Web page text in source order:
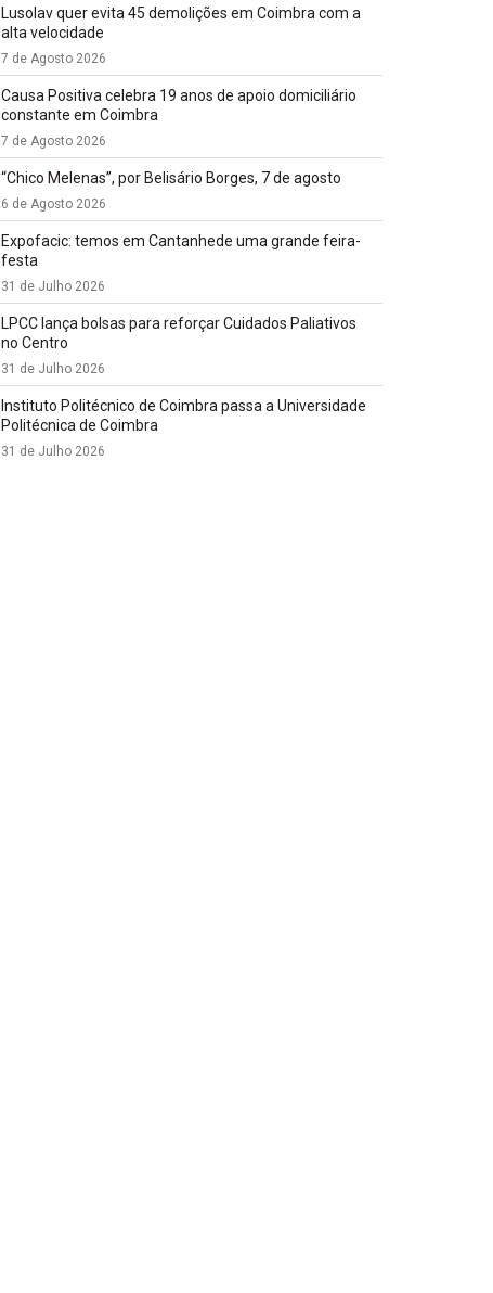
Lusolav quer evita 45 demolições em Coimbra com a
alta velocidade
7 de Agosto 2026
Causa Positiva celebra 19 anos de apoio domiciliário
constante em Coimbra
7 de Agosto 2026
“Chico Melenas”, por Belisário Borges, 7 de agosto
6 de Agosto 2026
Expofacic: temos em Cantanhede uma grande feira-
festa
31 de Julho 2026
LPCC lança bolsas para reforçar Cuidados Paliativos
no Centro
31 de Julho 2026
Instituto Politécnico de Coimbra passa a Universidade
Politécnica de Coimbra
31 de Julho 2026